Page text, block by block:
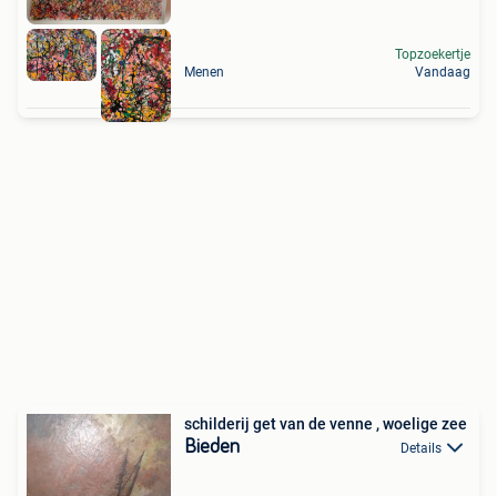
Menen
Topzoekertje
Vandaag
schilderij get van de venne , woelige zee
Bieden Details